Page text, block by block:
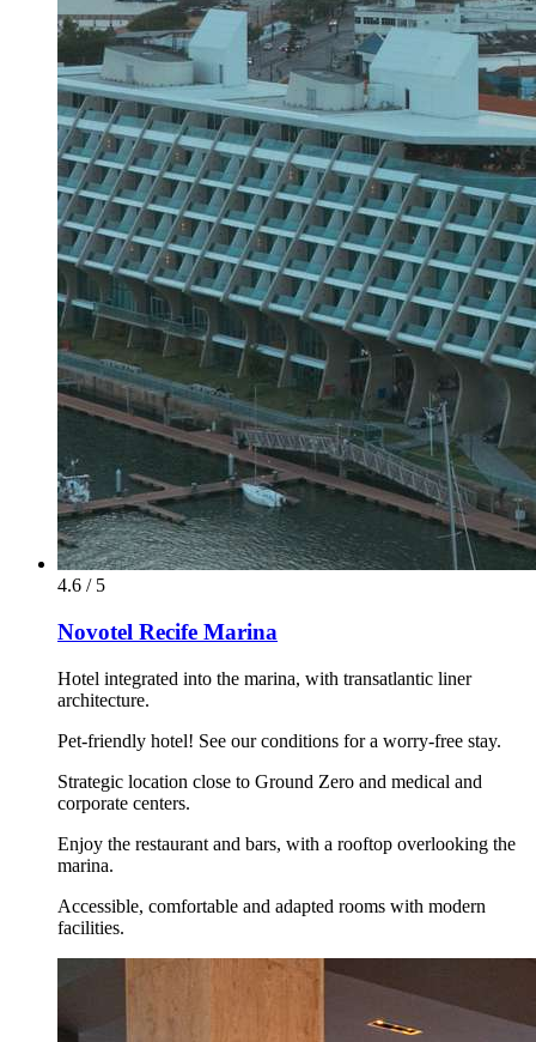
4.6 / 5
Novotel Recife Marina
Hotel integrated into the marina, with transatlantic liner
architecture.
Pet-friendly hotel! See our conditions for a worry-free stay.
Strategic location close to Ground Zero and medical and
corporate centers.
Enjoy the restaurant and bars, with a rooftop overlooking the
marina.
Accessible, comfortable and adapted rooms with modern
facilities.